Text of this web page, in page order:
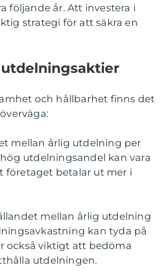
följande år. Att investera i
strategi för att säkra en
och hållbarhet finns det
mellan årlig utdelning per
utdelningsandel kan vara
företaget betalar ut mer i
mellan årlig utdelning
kan tyda på
också viktigt att bedöma
utdelningen.